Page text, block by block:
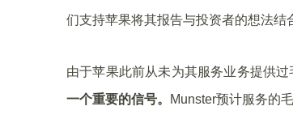
们支持苹果将其报告与投资者的想法结
由于苹果此前从未为其服务业务提供过
一个重要的信号。
Munster预计服务的